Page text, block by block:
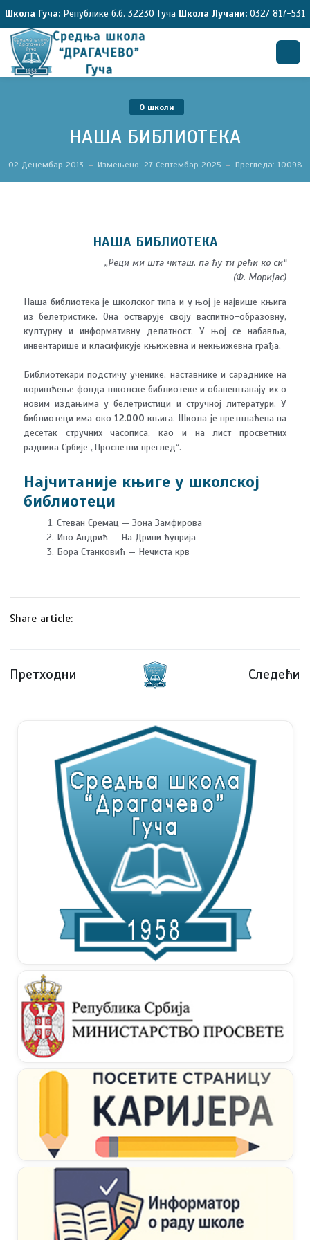
Школа Гуча: Републике б.б. 32230 Гуча Школа Лучани: 032/ 817-531
НАША БИБЛИОТЕКА
O школи
02 Децембар 2013 Измењено: 27 Септембар 2025 Прегледа: 10098
НАША БИБЛИОТЕКА
„Реци ми шта читаш, па ћу ти рећи ко си“
(Ф. Моријас)
Наша библиотека је школског типа и у њој је највише књига
из белетристике. Она остварује своју васпитно-образовну,
културну и информативну делатност. У њој се набавља,
инвентарише и класификује књижевна и некњижевна грађа.
Библиотекари подстичу ученике, наставнике и сараднике на
коришћење фонда школске библиотеке и обавештавају их о
новим издањима у белетристици и стручној литератури. У
библиотеци има око 12.000 књига. Школа је претплаћена на
десетак стручних часописа, као и на лист просветних
радника Србије „Просветни преглед“.
Најчитаније књиге у школској
библиотеци
Стеван Сремац — Зона Замфирова
Иво Андрић — На Дрини ћуприја
Бора Станковић — Нечиста крв
Share article:
Претходни Следећи